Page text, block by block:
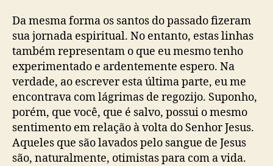
Da mesma forma os santos do passado fizeram
sua jornada espiritual. No entanto, estas linhas
também representam o que eu mesmo tenho
experimentado e ardentemente espero. Na
verdade, ao escrever esta última parte, eu me
encontrava com lágrimas de regozijo. Suponho,
porém, que você, que é salvo, possui o mesmo
sentimento em relação à volta do Senhor Jesus.
Aqueles que são lavados pelo sangue de Jesus
são, naturalmente, otimistas para com a vida.